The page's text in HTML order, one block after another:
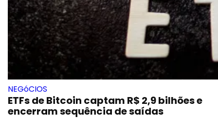
NEGóCIOS
ETFs de Bitcoin captam R$ 2,9 bilhões e
encerram sequência de saídas